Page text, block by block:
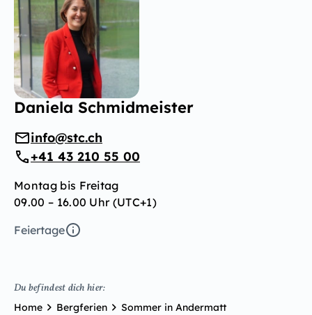
Daniela Schmidmeister
info@stc.ch
+41 43 210 55 00
Montag bis Freitag
09.00 – 16.00 Uhr (UTC+1)
Feiertage
Du befindest dich hier:
Home Bergferien Sommer in Andermatt